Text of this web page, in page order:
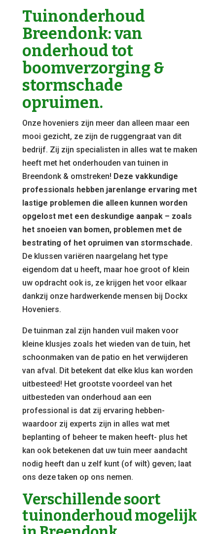
Tuinonderhoud
Breendonk: van
onderhoud tot
boomverzorging &
stormschade
opruimen.
Onze hoveniers zijn meer dan alleen maar een
mooi gezicht, ze zijn de ruggengraat van dit
bedrijf. Zij zijn specialisten in alles wat te maken
heeft met het onderhouden van tuinen in
Breendonk & omstreken! Deze vakkundige
professionals hebben jarenlange ervaring met
lastige problemen die alleen kunnen worden
opgelost met een deskundige aanpak – zoals
het snoeien van bomen, problemen met de
bestrating of het opruimen van stormschade.
De klussen variëren naargelang het type
eigendom dat u heeft, maar hoe groot of klein
uw opdracht ook is, ze krijgen het voor elkaar
dankzij onze hardwerkende mensen bij Dockx
Hoveniers.
De tuinman zal zijn handen vuil maken voor
kleine klusjes zoals het wieden van de tuin, het
schoonmaken van de patio en het verwijderen
van afval. Dit betekent dat elke klus kan worden
uitbesteed! Het grootste voordeel van het
uitbesteden van onderhoud aan een
professional is dat zij ervaring hebben-
waardoor zij experts zijn in alles wat met
beplanting of beheer te maken heeft- plus het
kan ook betekenen dat uw tuin meer aandacht
nodig heeft dan u zelf kunt (of wilt) geven; laat
ons deze taken op ons nemen.
Verschillende soort
tuinonderhoud mogelijk